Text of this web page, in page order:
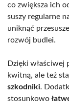
co zwiększa ich
suszy regularne
uniknąć
rozwój budlei.
Dzięki
kwitną, ale też
szkodniki.
stosunkowo